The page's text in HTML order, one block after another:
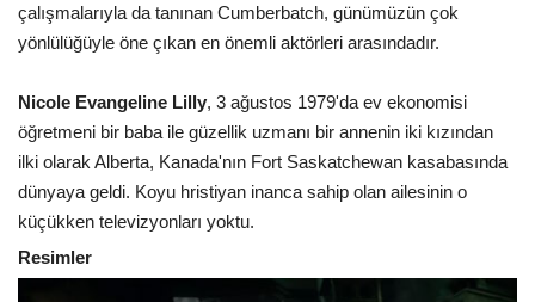
çalışmalarıyla da tanınan Cumberbatch, günümüzün çok
yönlülüğüyle öne çıkan en önemli aktörleri arasındadır.
Nicole Evangeline Lilly, 3 ağustos 1979'da ev ekonomisi
öğretmeni bir baba ile güzellik uzmanı bir annenin iki kızından
ilki olarak Alberta, Kanada'nın Fort Saskatchewan kasabasında
dünyaya geldi. Koyu hristiyan inanca sahip olan ailesinin o
küçükken televizyonları yoktu.
Resimler